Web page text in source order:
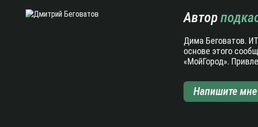
Автор
Дима Беговатов.
основе этого
«МойГород».
Напишите мне